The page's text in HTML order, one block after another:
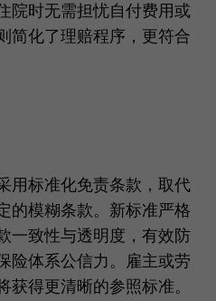
院时无需担忧自付费用或
简化了理赔程序，更符合
用标准化免责条款，取代
的模糊条款。新标准严格
一致性与透明度，有效防
险体系公信力。雇主或劳
获得更清晰的参照标准。